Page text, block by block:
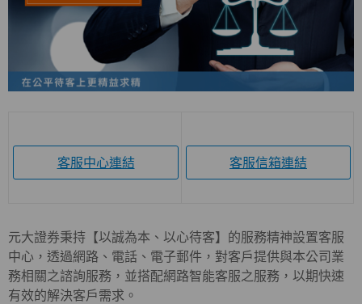
客服中心連結 客服信箱連結
元大證券秉持【以誠為本、以心待客】的服務精神設置客服
中心，透過網路、電話、電子郵件，對客戶提供與本公司業
務相關之諮詢服務，並搭配網路智能客服之服務，以期快速
有效的解決客戶需求。